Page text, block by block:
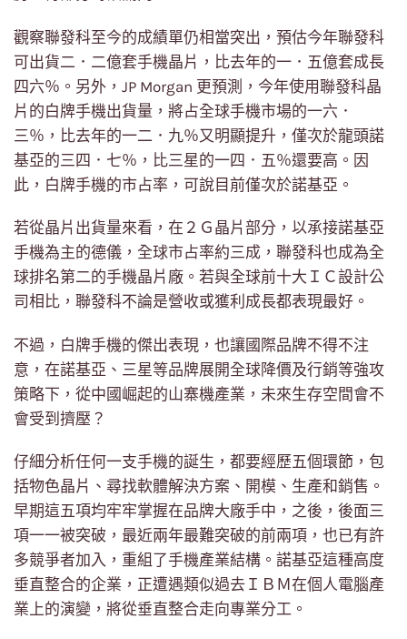
觀察聯發科至今的成績單仍相當突出，預估今年聯發科
可出貨二．二億套手機晶片，比去年的一．五億套成長
四六％。另外，JP Morgan 更預測，今年使用聯發科晶
片的白牌手機出貨量，將占全球手機市場的一六．
三％，比去年的一二．九％又明顯提升，僅次於龍頭諾
基亞的三四．七％，比三星的一四．五％還要高。因
此，白牌手機的市占率，可說目前僅次於諾基亞。
若從晶片出貨量來看，在２Ｇ晶片部分，以承接諾基亞
手機為主的德儀，全球市占率約三成，聯發科也成為全
球排名第二的手機晶片廠。若與全球前十大ＩＣ設計公
司相比，聯發科不論是營收或獲利成長都表現最好。
不過，白牌手機的傑出表現，也讓國際品牌不得不注
意，在諾基亞、三星等品牌展開全球降價及行銷等強攻
策略下，從中國崛起的山寨機產業，未來生存空間會不
會受到擠壓？
仔細分析任何一支手機的誕生，都要經歷五個環節，包
括物色晶片、尋找軟體解決方案、開模、生產和銷售。
早期這五項均牢牢掌握在品牌大廠手中，之後，後面三
項一一被突破，最近兩年最難突破的前兩項，也已有許
多競爭者加入，重組了手機產業結構。諾基亞這種高度
垂直整合的企業，正遭遇類似過去ＩＢＭ在個人電腦產
業上的演變，將從垂直整合走向專業分工。